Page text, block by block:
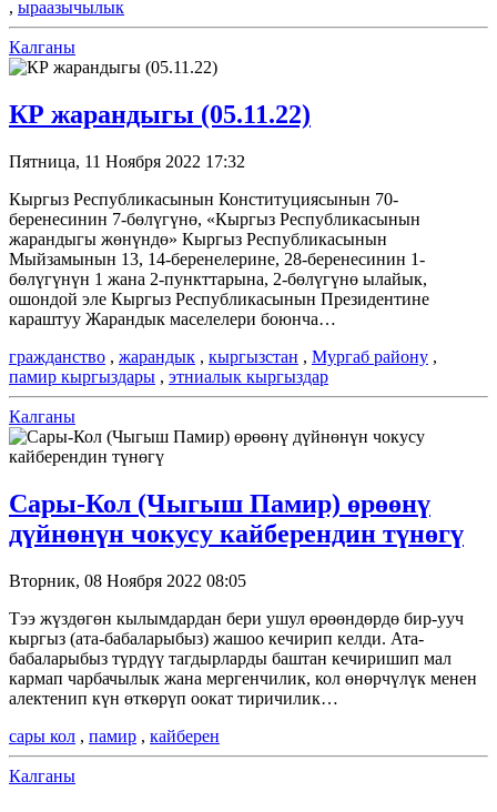
, ыраазычылык
Калганы
КР жарандыгы (05.11.22)
Пятница, 11 Ноября 2022 17:32
Кыргыз Республикасынын Конституциясынын 70-
беренесинин 7-бөлүгүнө, «Кыргыз Республикасынын
жарандыгы жөнүндө» Кыргыз Республикасынын
Мыйзамынын 13, 14-беренелерине, 28-беренесинин 1-
бөлүгүнүн 1 жана 2-пункттарына, 2-бөлүгүнө ылайык,
ошондой эле Кыргыз Республикасынын Президентине
караштуу Жарандык маселелери боюнча…
гражданство , жарандык , кыргызстан , Мургаб району ,
памир кыргыздары , этниалык кыргыздар
Калганы
Сары-Кол (Чыгыш Памир) өрөөнү
дүйнөнүн чокусу кайберендин түнөгү
Вторник, 08 Ноября 2022 08:05
Тээ жүздөгөн кылымдардан бери ушул өрөөндөрдө бир-ууч
кыргыз (ата-бабаларыбыз) жашоо кечирип келди. Ата-
бабаларыбыз түрдүү тагдырларды баштан кечиришип мал
кармап чарбачылык жана мергенчилик, кол өнөрчүлүк менен
алектенип күн өткөрүп оокат тиричилик…
сары кол , памир , кайберен
Калганы